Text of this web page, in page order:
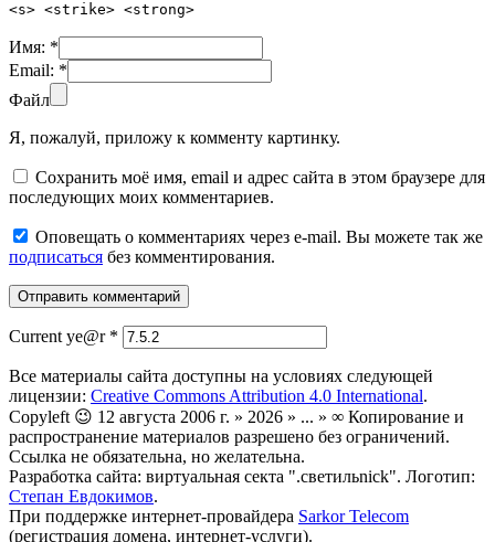
<s> <strike> <strong>
Имя: *
Email: *
Файл
Я, пожалуй, приложу к комменту картинку.
Сохранить моё имя, email и адрес сайта в этом браузере для
последующих моих комментариев.
Оповещать о комментариях через e-mail. Вы можете так же
подписаться без комментирования.
Current ye@r *
Все материалы сайта доступны на условиях следующей
лицензии: Creative Commons Attribution 4.0 International.
Copyleft 😉 12 августа 2006 г. » 2026 » ... » ∞ Копирование и
распространение материалов разрешено без ограничений.
Ссылка не обязательна, но желательна.
Разработка сайта: виртуальная секта ".светильnick". Логотип:
Степан Евдокимов.
При поддержке интернет-провайдера Sarkor Telecom
(регистрация домена, интернет-услуги).